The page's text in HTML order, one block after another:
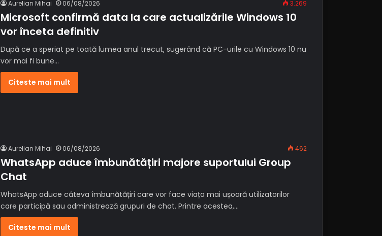
Aurelian Mihai 06/08/2026 3.269
Microsoft confirmă data la care actualizările Windows 10
vor înceta definitiv
După ce a speriat pe toată lumea anul trecut, sugerând că PC-urile cu Windows 10 nu
vor mai fi bune…
Citeste mai mult
Aurelian Mihai 06/08/2026 462
WhatsApp aduce îmbunătățiri majore suportului Group
Chat
WhatsApp aduce câteva îmbunătățiri care vor face viața mai ușoară utilizatorilor
care participă sau administrează grupuri de chat. Printre acestea,…
Citeste mai mult